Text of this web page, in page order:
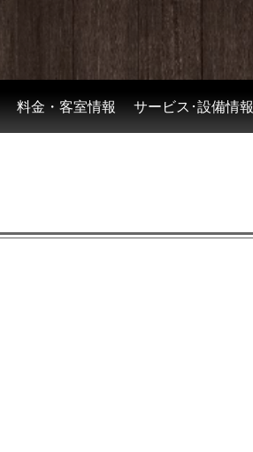
料金・客室情報 サービス･設備情報